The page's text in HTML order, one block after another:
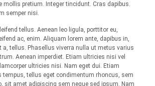
mollis pretium. Integer tincidunt. Cras dapibus.
semper nisi.
tellus. Aenean leo ligula, porttitor eu,
ac, enim. Aliquam lorem ante, dapibus in,
a, tellus. Phasellus viverra nulla ut metus varius
Aenean imperdiet. Etiam ultricies nisi vel
ultricies nisi. Nam eget dui. Etiam
tempus, tellus eget condimentum rhoncus, sem
sit amet adipiscing sem neque sed ipsum. Nam